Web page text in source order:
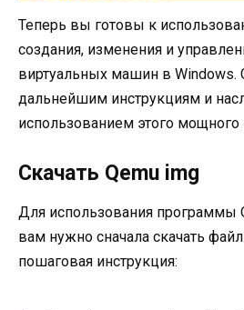
Теперь вы готовы к
создания, изменения и
виртуальных машин в Windows.
дальнейшим инструкциям и
использованием этого мощного
Скачать Qemu img
Для использования программы
вам нужно сначала скачать
пошаговая инструкция: